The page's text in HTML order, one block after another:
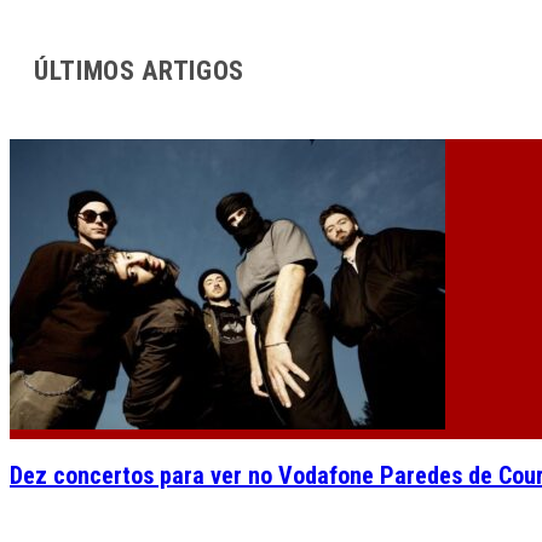
ÚLTIMOS ARTIGOS
Dez concertos para ver no Vodafone Paredes de